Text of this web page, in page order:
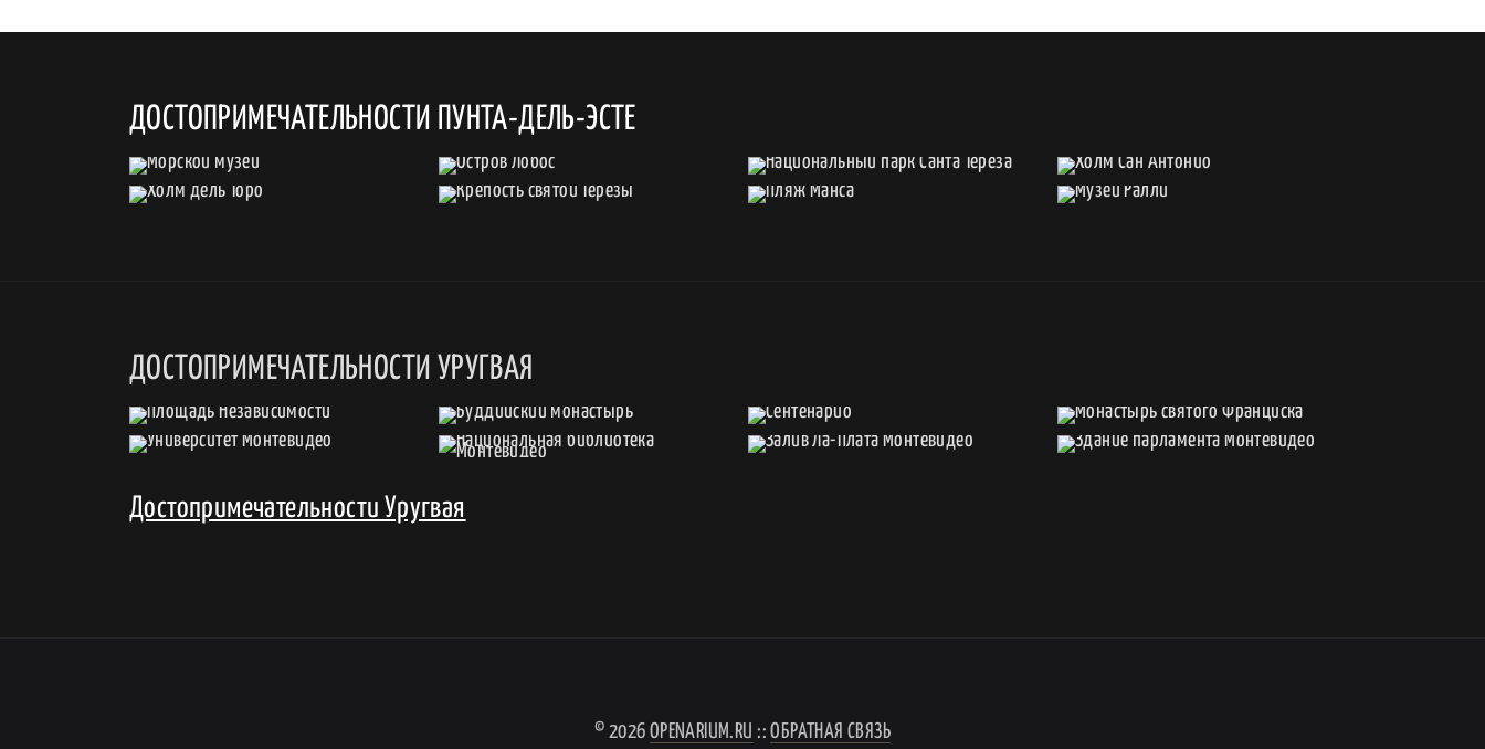
ДОСТОПРИМЕЧАТЕЛЬНОСТИ ПУНТА-ДЕЛЬ-ЭСТЕ
ДОСТОПРИМЕЧАТЕЛЬНОСТИ УРУГВАЯ
Достопримечательности Уругвая
© 2026 OPENARIUM.RU ::ОБРАТНАЯ СВЯЗЬ